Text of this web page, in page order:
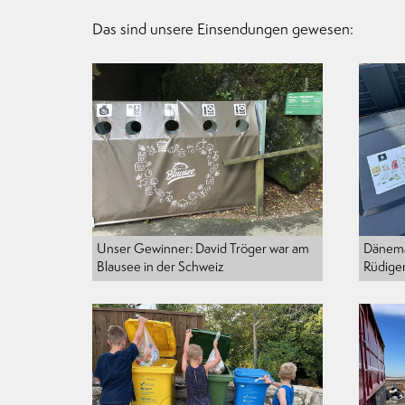
Das sind unsere Einsendungen gewesen:
Unser Gewinner: David Tröger war am
Blausee in der Schweiz